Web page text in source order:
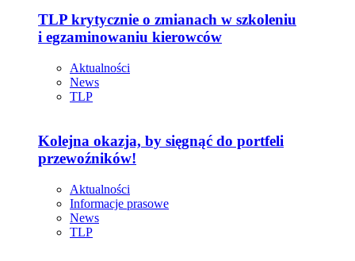
TLP krytycznie o zmianach w szkoleniu
i egzaminowaniu kierowców
Aktualności
News
TLP
Kolejna okazja, by sięgnąć do portfeli
przewoźników!
Aktualności
Informacje prasowe
News
TLP